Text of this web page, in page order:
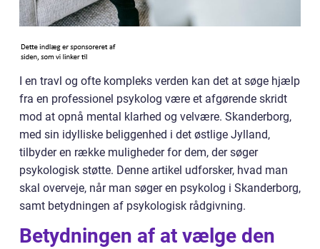
I en travl og ofte kompleks verden kan det at søge hjælp
fra en professionel psykolog være et afgørende skridt
mod at opnå mental klarhed og velvære. Skanderborg,
med sin idylliske beliggenhed i det østlige Jylland,
tilbyder en række muligheder for dem, der søger
psykologisk støtte. Denne artikel udforsker, hvad man
skal overveje, når man søger en psykolog i Skanderborg,
samt betydningen af psykologisk rådgivning.
Betydningen af at vælge den